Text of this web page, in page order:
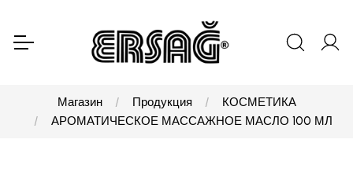
Магазин Продукция
КОСМЕТИКА
АРОМАТИЧЕСКОЕ МАССАЖНОЕ МАСЛО 100 МЛ